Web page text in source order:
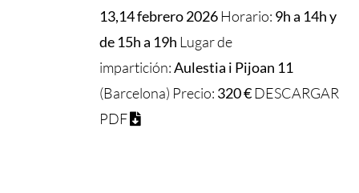
13,14 febrero 2026Horario: 9h a 14h y
de 15h a 19h Lugar de
impartición:Aulestia i Pijoan 11
(Barcelona) Precio: 320 €DESCARGAR
PDF